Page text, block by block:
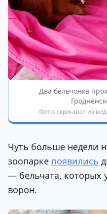
Два бельчонка
Фото: скриншот из
Чуть больше недели
зоопарке появились
— бельчата, которых
ворон.